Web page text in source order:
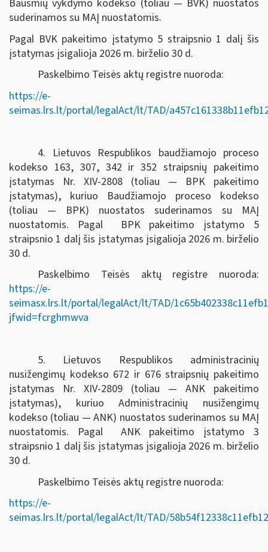
Bausmių vykdymo kodekso (toliau — BVK) nuostatos
suderinamos su MAĮ nuostatomis.
Pagal BVK pakeitimo įstatymo 5 straipsnio 1 dalį šis
įstatymas įsigalioja 2026 m. birželio 30 d.
Paskelbimo Teisės aktų registre nuoroda:
https://e-
seimas.lrs.lt/portal/legalAct/lt/TAD/
4. Lietuvos Respublikos baudžiamojo proceso
kodekso 163, 307, 342 ir 352 straipsnių pakeitimo
įstatymas Nr. XIV-2808 (toliau — BPK pakeitimo
įstatymas), kuriuo Baudžiamojo proceso kodekso
(toliau — BPK) nuostatos suderinamos su MAĮ
nuostatomis. Pagal BPK pakeitimo įstatymo 5
straipsnio 1 dalį šis įstatymas įsigalioja 2026 m. birželio
30 d.
Paskelbimo Teisės aktų registre nuoroda:
https://e-
seimasx.lrs.lt/portal/legalAct/lt/TAD/
jfwid=fcrghmwva
5. Lietuvos Respublikos administracinių
nusižengimų kodekso 672 ir 676 straipsnių pakeitimo
įstatymas Nr. XIV-2809 (toliau — ANK pakeitimo
įstatymas), kuriuo Administracinių nusižengimų
kodekso (toliau — ANK) nuostatos suderinamos su MAĮ
nuostatomis. Pagal ANK pakeitimo įstatymo 3
straipsnio 1 dalį šis įstatymas įsigalioja 2026 m. birželio
30 d.
Paskelbimo Teisės aktų registre nuoroda:
https://e-
seimas.lrs.lt/portal/legalAct/lt/TAD/